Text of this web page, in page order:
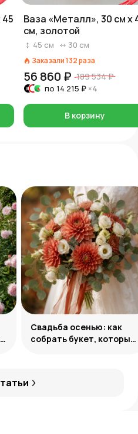
Ваза «Металл», 30 см x
см, золотой
45 см 30 см
Заказали132раза
56 860 ₽ 189 534 ₽
по 14 215 ₽ ×4
В корзину
Свадьба осенью: как
собрать букет, который